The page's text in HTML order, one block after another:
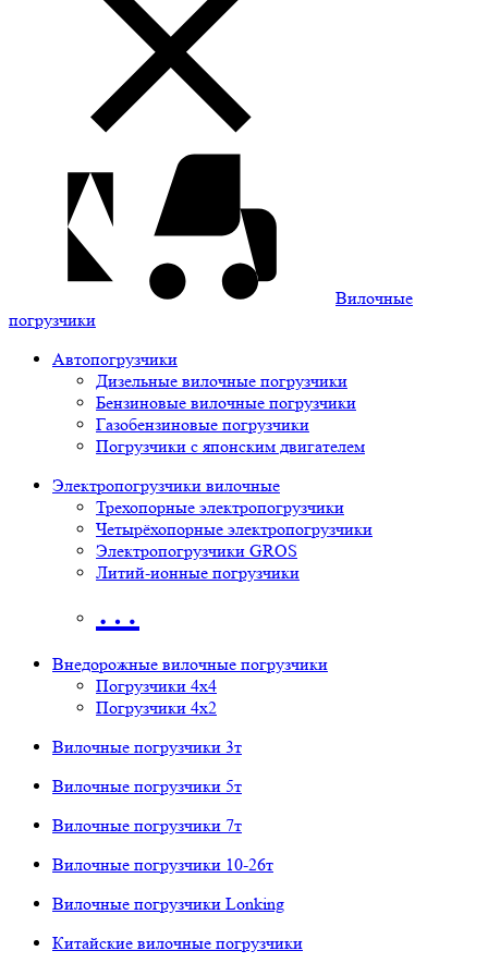
Вилочные
погрузчики
Автопогрузчики
Дизельные вилочные погрузчики
Бензиновые вилочные погрузчики
Газобензиновые погрузчики
Погрузчики с японским двигателем
Электропогрузчики вилочные
Трехопорные электропогрузчики
Четырёхопорные электропогрузчики
Электропогрузчики GROS
Литий-ионные погрузчики
…
Внедорожные вилочные погрузчики
Погрузчики 4х4
Погрузчики 4х2
Вилочные погрузчики 3т
Вилочные погрузчики 5т
Вилочные погрузчики 7т
Вилочные погрузчики 10-26т
Вилочные погрузчики Lonking
Китайские вилочные погрузчики